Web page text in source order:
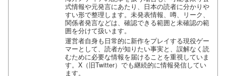
式情報や元発言にあたり、日本の読者に分かりや
すい形で整理します。未発表情報、噂、リーク、
関係者発言などは、確認できる範囲と未確認の範
囲を分けて扱います。
運営者自身も日常的に新作をプレイする現役ゲー
マーとして、読者が知りたい事実と、誤解なく読
むために必要な情報を届けることを重視していま
す。X（旧Twitter）でも継続的に情報発信してい
ます。